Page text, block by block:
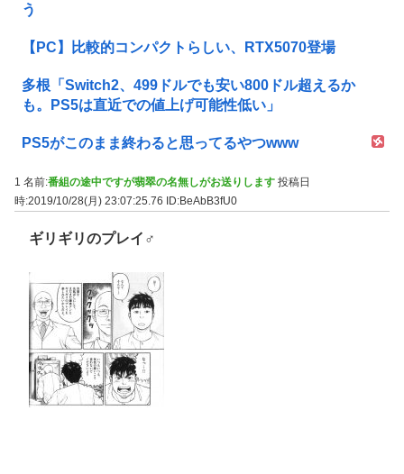
う
【PC】比較的コンパクトらしい、RTX5070登場
多根「Switch2、499ドルでも安い800ドル超えるか
も。PS5は直近での値上げ可能性低い」
PS5がこのまま終わると思ってるやつwww
1 名前:番組の途中ですが翡翠の名無しがお送りします 投稿日
時:2019/10/28(月) 23:07:25.76
ID:BeAbB3fU0
ギリギリのプレイ♂